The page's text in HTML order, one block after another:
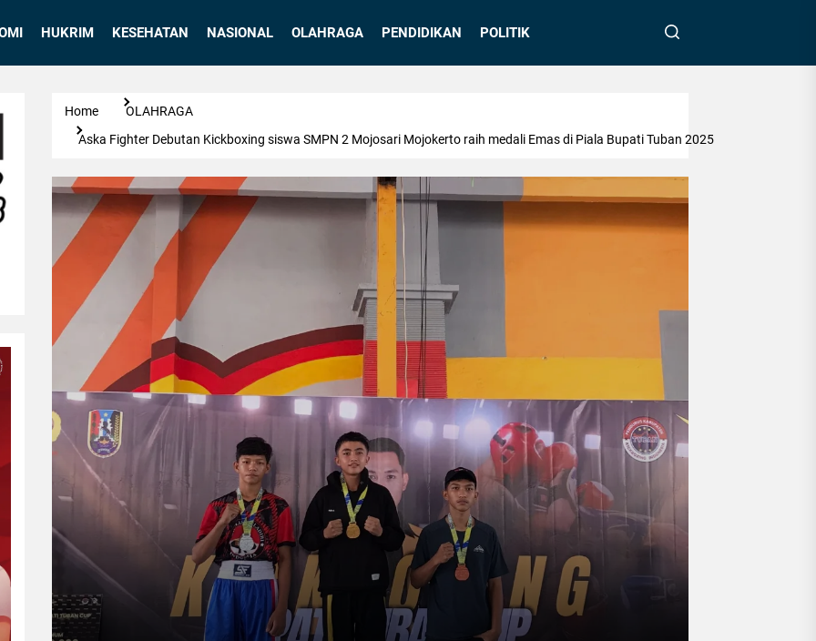
HUKRIM KESEHATAN NASIONAL OLAHRAGA PENDIDIKAN POLITIK
Home
OLAHRAGA
Aska Fighter Debutan Kickboxing siswa SMPN 2 Mojosari Mojokerto raih medali Emas di Piala Bupati Tuban 2025